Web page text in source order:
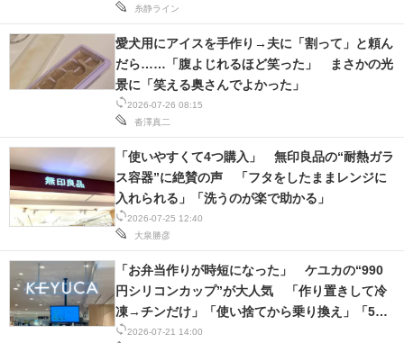
糸静ライン
2026-07-26 08:15
沓澤真二
愛犬用にアイスを手作り→夫に「割って」と頼ん
だら……「腹よじれるほど笑った」 まさかの光
景に「笑える奥さんでよかった」
2026-07-25 12:40
大泉勝彦
「使いやすくて4つ購入」 無印良品の“耐熱ガラ
ス容器”に絶賛の声 「フタをしたままレンジに
入れられる」「洗うのが楽で助かる」
2026-07-21 14:00
「お弁当作りが時短になった」 ケユカの“990
円シリコンカップ”が大人気 「作り置きして冷
凍→チンだけ」「使い捨てから乗り換え」「5つ
目」の声